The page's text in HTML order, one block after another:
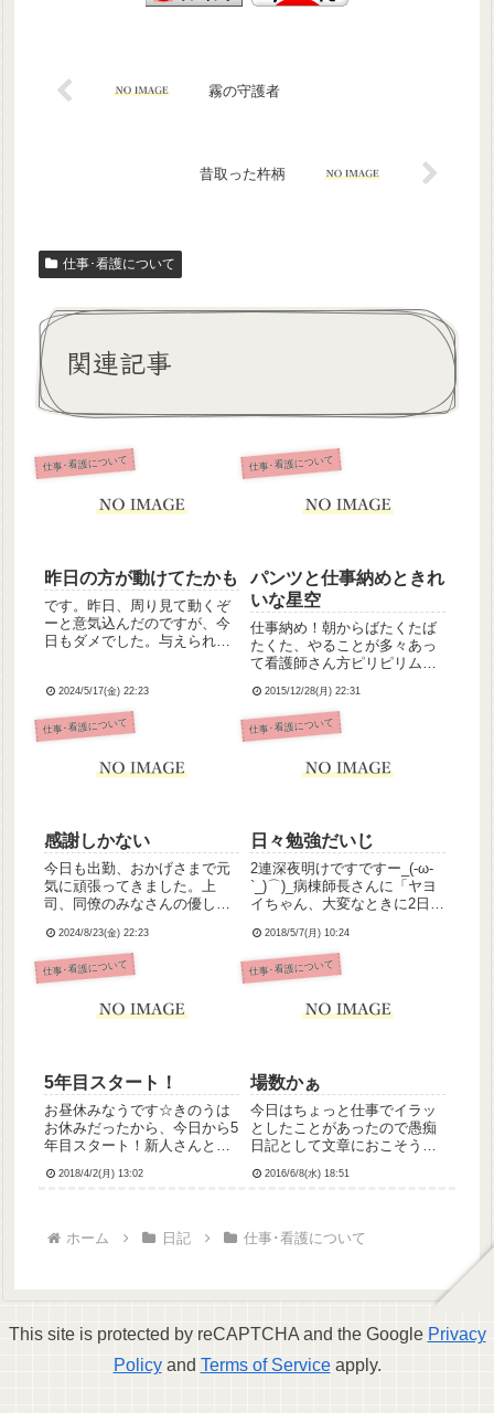
霧の守護者
昔取った杵柄
仕事･看護について
関連記事
仕事･看護について
昨日の方が動けてたかも
です。昨日、周り見て動くぞ
ーと意気込んだのですが、今
日もダメでした。与えられた
ッチ持たされてコール対応し
ながら頑張ったのよ(´；ω；`)
看護師免許取得して10年経つ
のに、いまだに半人前でか...
2024/5/17(金) 22:23
仕事･看護について
パンツと仕事納めときれ
いな星空
仕事納め！朝からばたくたば
たくた、やることが多々あっ
て看護師さん方ピリピリムー
た。反省。そんなピリピリム
ードの中で起こった笑い話。
うちの病院は入退院や外泊の
て、リストを書くんです。
2015/12/28(月) 22:31
仕事･看護について
感謝しかない
今日も出勤、おかげさまで元
気に頑張ってきました。上
司、同僚のみなさんの優しさ
みんな優しくてありがた
い……泣出勤したらまずいつ
もペアで業務することが多い
日もよろしくね」って声かけ
2024/8/23(金) 22:23
仕事･看護について
日々勉強だいじ
2連深夜明けですですー_(-ω-
`_)⌒)_病棟師長さんに「ヤヨ
イちゃん、大変なときに2日間
した。頑張ったよ。今朝の採
血はダメだった…ちゃんと採
れたには採れたんだけど、3人
らっちゃった💦...
2018/5/7(月) 10:24
仕事･看護について
5年目スタート！
お昼休みなうです☆きのうは
お休みだったから、今日から5
年目スタート！新人さんと一
代(2コ下)の人が来てくれて私
2018/4/2(月) 13:02
仕事･看護について
場数かぁ
今日はちょっと仕事でイラッ
としたことがあったので愚痴
日記として文章におこそうと
たら取るに足らないことだっ
を評価したい。うむ。それよ
2016/6/8(水) 18:51
ホーム 日記 仕事･看護について
This site is protected by reCAPTCHA and the Google Privacy
Policyand Terms of Serviceapply.